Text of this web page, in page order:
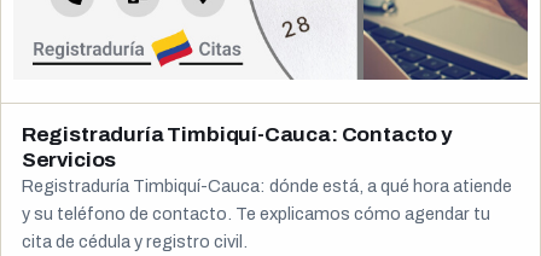
Registraduría Timbiquí-Cauca: Contacto y
Servicios
Registraduría Timbiquí-Cauca: dónde está, a qué hora atiende
y su teléfono de contacto. Te explicamos cómo agendar tu
cita de cédula y registro civil.